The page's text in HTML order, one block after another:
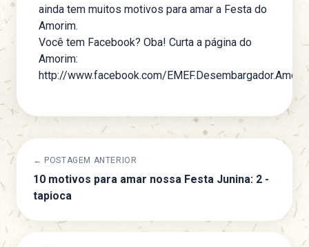
ainda tem muitos motivos para amar a Festa do
Amorim.
Você tem Facebook? Oba! Curta a página do
Amorim:
http://www.facebook.com/
← POSTAGEM ANTERIOR
10 motivos para amar nossa Festa Junina: 2 -
tapioca